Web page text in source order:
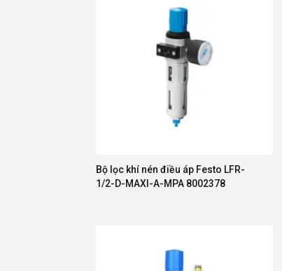
Bộ lọc khí nén điều áp Festo LFR-
1/2-D-MAXI-A-MPA 8002378